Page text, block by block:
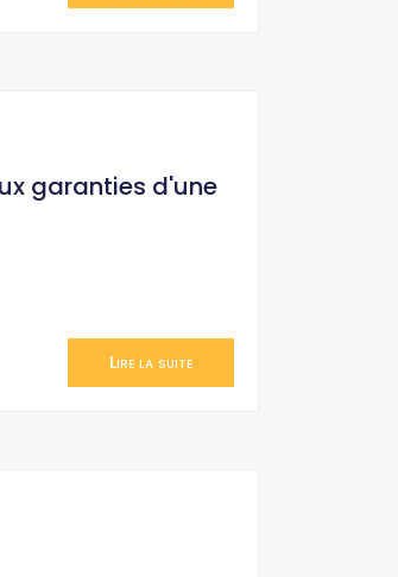
garanties d'une
Lire la suite